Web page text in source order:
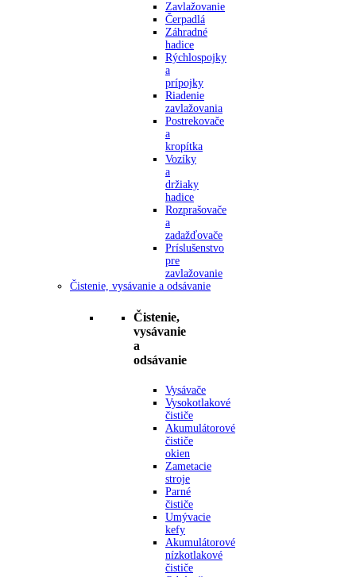
Zavlažovanie
Čerpadlá
Záhradné
hadice
Rýchlospojky
a
prípojky
Riadenie
zavlažovania
Postrekovače
a
kropítka
Vozíky
a
držiaky
hadice
Rozprašovače
a
zadažďovače
Príslušenstvo
pre
zavlažovanie
Čistenie, vysávanie a odsávanie
Čistenie,
vysávanie
a
odsávanie
Vysávače
Vysokotlakové
čističe
Akumulátorové
čističe
okien
Zametacie
stroje
Parné
čističe
Umývacie
kefy
Akumulátorové
nízkotlakové
čističe